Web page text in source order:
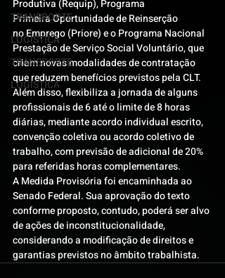
TRANSPORTE
LOGISTICA
TRANSPORTE
LOGISTICA
Produtiva (Requip), Programa
Primeira Oportunidade de Reinserção
no Emprego (Priore) e o Programa Nacional
Prestação de Serviço Social Voluntário, que
criam novas modalidades de contratação
que reduzem benefícios previstos pela CLT.
Além disso, flexibiliza a jornada de alguns
profissionais de 6 até o limite de 8 horas
diárias, mediante acordo individual escrito,
convenção coletiva ou acordo coletivo de
trabalho, com previsão de adicional de 20%
para referidas horas complementares.
A Medida Provisória foi encaminhada ao
Senado Federal. Sua aprovação do texto
conforme proposto, contudo, poderá ser alvo
de ações de inconstitucionalidade,
considerando a modificação de direitos e
garantias previstos no âmbito trabalhista.